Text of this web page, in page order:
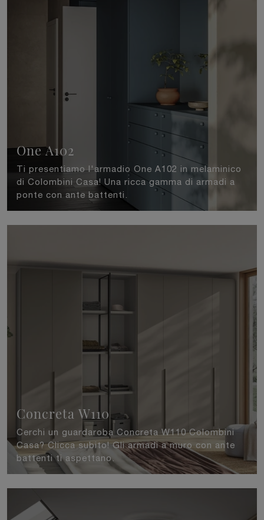
One A102
Ti presentiamo l'armadio One A102 in melaminico
di Colombini Casa! Una ricca gamma di armadi a
ponte con ante battenti.
Concreta W110
Cerchi un guardaroba Concreta W110 Colombini
Casa? Clicca subito! Gli armadi a muro con ante
battenti ti aspettano.